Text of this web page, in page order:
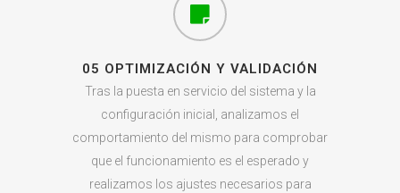
05 OPTIMIZACIÓN Y VALIDACIÓN
Tras la puesta en servicio del sistema y la
configuración inicial, analizamos el
comportamiento del mismo para comprobar
que el funcionamiento es el esperado y
realizamos los ajustes necesarios para